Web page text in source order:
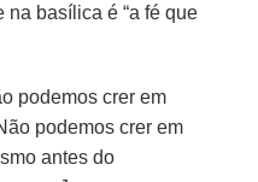
na basílica é “a fé que
podemos crer em
podemos crer em
antes do